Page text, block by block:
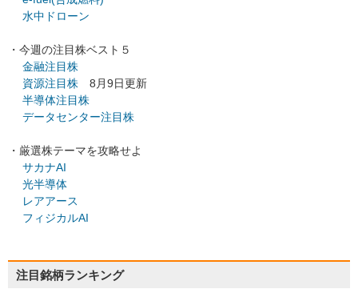
水中ドローン
・今週の注目株ベスト５
金融注目株
資源注目株 8月9日更新
半導体注目株
データセンター注目株
・厳選株テーマを攻略せよ
サカナAI
光半導体
レアアース
フィジカルAI
注目銘柄ランキング